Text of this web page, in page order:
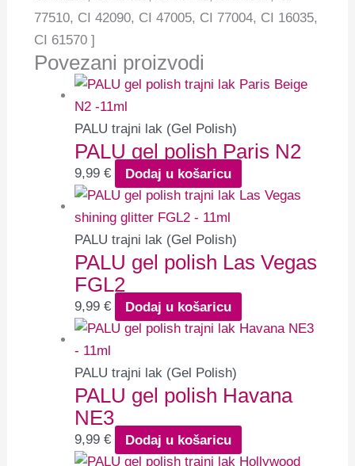
77510, CI 42090, CI 47005, CI 77004, CI 16035,
CI 61570 ]
Povezani proizvodi
PALU trajni lak (Gel Polish)
PALU gel polish Paris N2
9,99€ Dodaj u košaricu
PALU trajni lak (Gel Polish)
PALU gel polish Las Vegas
FGL2
9,99€ Dodaj u košaricu
PALU trajni lak (Gel Polish)
PALU gel polish Havana
NE3
9,99€ Dodaj u košaricu